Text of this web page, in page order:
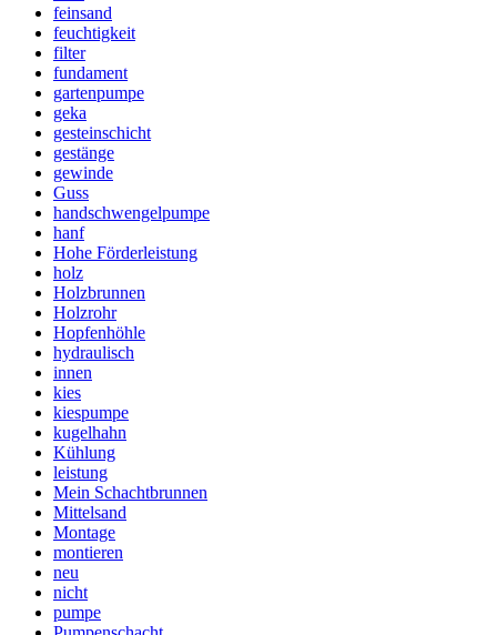
feinsand
feuchtigkeit
filter
fundament
gartenpumpe
geka
gesteinschicht
gestänge
gewinde
Guss
handschwengelpumpe
hanf
Hohe Förderleistung
holz
Holzbrunnen
Holzrohr
Hopfenhöhle
hydraulisch
innen
kies
kiespumpe
kugelhahn
Kühlung
leistung
Mein Schachtbrunnen
Mittelsand
Montage
montieren
neu
nicht
pumpe